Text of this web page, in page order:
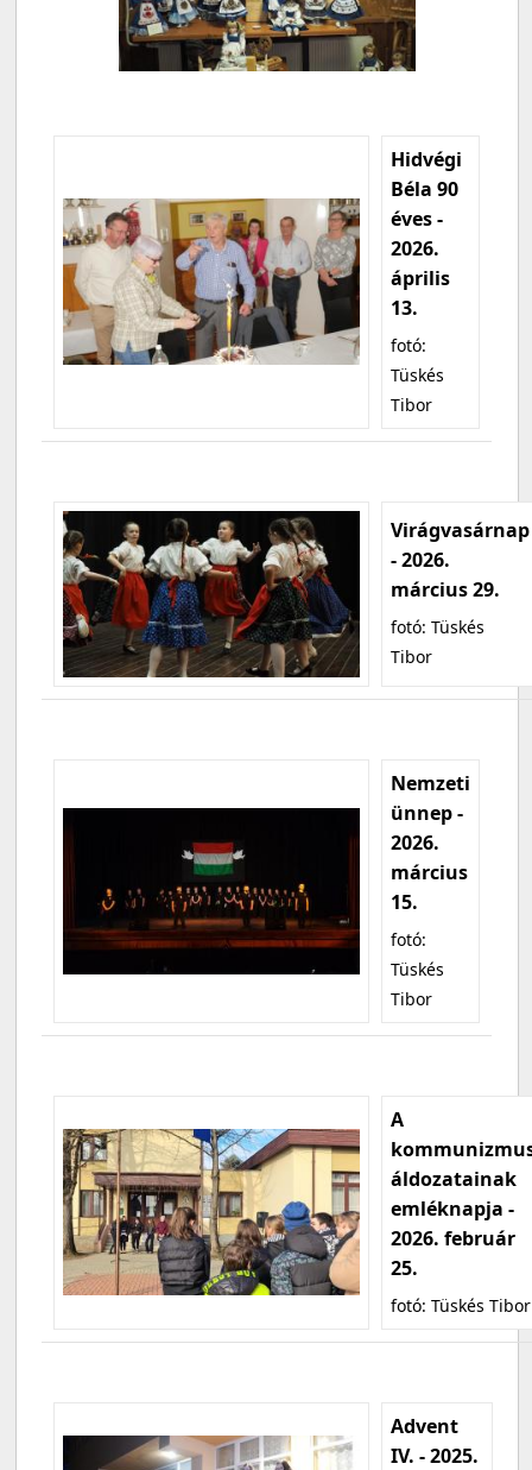
Hidvégi
Béla 90
éves -
2026.
április
13.
fotó:
Tüskés
Tibor
Virágvasárnap
- 2026.
március 29.
fotó: Tüskés
Tibor
Nemzeti
ünnep -
2026.
március
15.
fotó:
Tüskés
Tibor
A
áldozatainak
emléknapja -
2026. február
25.
fotó: Tüskés Tibor
Advent
IV. - 2025.